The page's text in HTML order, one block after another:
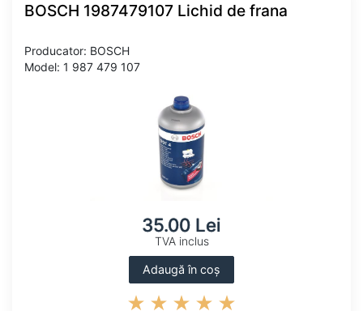
BOSCH 1987479107 Lichid de frana
Producator: BOSCH
Model: 1 987 479 107
35.00 Lei
TVA inclus
Adaugă în coș